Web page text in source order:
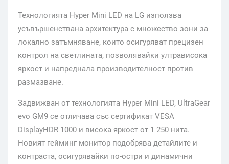
Технологията Hyper Mini LED на LG използва
усъвършенствана архитектура с множество зони за
локално затъмняване, които осигуряват прецизен
контрол на светлината, позволявайки ултрависока
яркост и напреднала производителност против
размазване.
Задвижван от технологията Hyper Mini LED, UltraGear
evo GM9 се отличава със сертификат VESA
DisplayHDR 1000 и висока яркост от 1 250 нита.
Новият гейминг монитор подобрява детайлите и
контраста, осигурявайки по-остри и динамични